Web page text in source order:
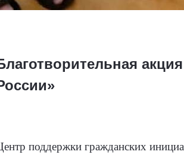
поддержки гражданских